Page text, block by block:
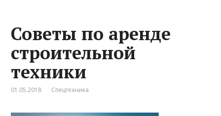
Советы по аренде
строительной
техники
01.05.2018 Спецтехника